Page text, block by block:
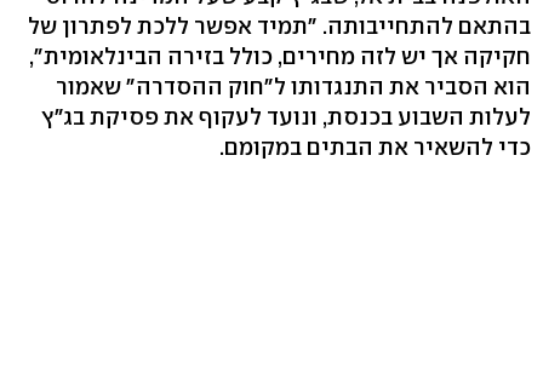
בהתאם להתחייבותה. "תמיד אפשר ללכת לפתרון של
חקיקה אך יש לזה מחירים, כולל בזירה הבינלאומית",
הוא הסביר את התנגדותו ל"חוק ההסדרה" שאמור
לעלות השבוע בכנסת, ונועד לעקוף את פסיקת בג"ץ
כדי להשאיר את הבתים במקומם.